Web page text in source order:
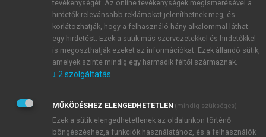
JELSZÓ ÚJRA
Kérek értesítést a MeRSZ újdonságairól, akcióiról.
Kérek értesítést az Akadémiai Kiadó Zrt. újdonságairól,
Adatkezelési tájékoztatóbanfoglaltakat tudomásul
veszem és elfogadom.
Általános vásárlási feltételeket, valamint a szotar.netés a
tevékenységét. Az online tevékenységek megismerésével a
hirdetők relevánsabb reklámokat jeleníthetnek meg, és
korlátozhatják, hogy a felhasználó hány alkalommal láthat
egy hirdetést. Ezek a sütik más szervezetekkel és hirdetőkkel
is megoszthatják ezeket az információkat. Ezek állandó sütik,
amelyek szinte mindig egy harmadik féltől származnak.
↓ 2 szolgáltatás
MŰKÖDÉSHEZ ELENGEDHETETLEN (mindig szükséges)
Ezek a sütik elengedhetetlenek az oldalunkon történő
böngészéshez,a funkciók használatához, és a felhasználók